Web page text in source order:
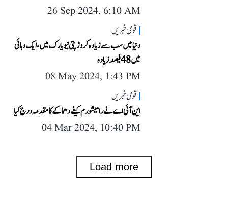
26 Sep 2024, 6:10 AM
قومی خبریں
دنیا میں سب سے زیادہ کروڑ پتی نیویارک میں، ایک دہائی
میں 48 فیصد زیادہ
08 May 2024, 1:43 PM
قومی خبریں
این آئی اے نے رامیشورم کیفے دھماکے کا مقدمہ درج کیا
04 Mar 2024, 10:40 PM
Load more